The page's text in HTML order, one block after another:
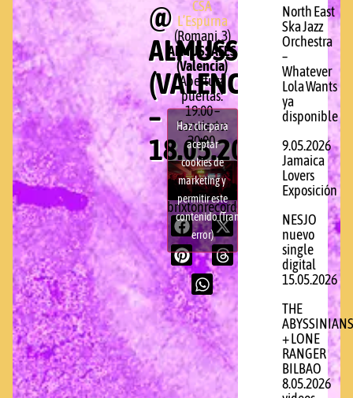
@
ALMUSSAFES
(VALENCIA)
–
18.05.2013
CSA
L’Espurna
(Romani, 3)
ALMUSSAFES
(Valencia)
Apertura
puertas:
19:00 –
Concierto:
20:00.
Haz clic para
aceptar
cookies de
marketing y
permitir este
contenido (Translation
error)
brixtonrecords.com
North East
Ska Jazz
Orchestra
–
Whatever
Lola Wants
ya
disponible
9.05.2026
Jamaica
Lovers
Exposición
NESJO
nuevo
single
digital
15.05.2026
THE
ABYSSINIANS
+ LONE
RANGER
BILBAO
8.05.2026